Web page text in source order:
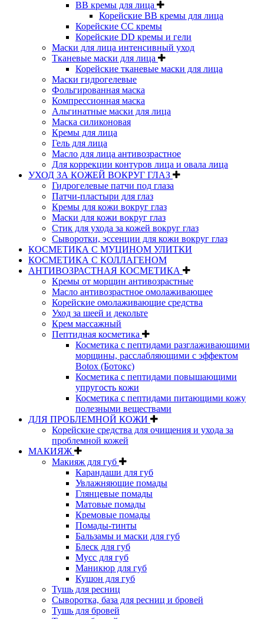
BB кремы для лица
Корейские BB кремы для лица
Корейские CC кремы
Корейские DD кремы и гели
Маски для лица интенсивный уход
Тканевые маски для лица
Корейские тканевые маски для лица
Маски гидрогелевые
Фольгированная маска
Компрессионная маска
Альгинатные маски для лица
Маска силиконовая
Кремы для лица
Гель для лица
Масло для лица антивозрастное
Для коррекции контуров лица и овала лица
УХОД ЗА КОЖЕЙ ВОКРУГ ГЛАЗ
Гидрогелевые патчи под глаза
Патчи-пластыри для глаз
Кремы для кожи вокруг глаз
Маски для кожи вокруг глаз
Стик для ухода за кожей вокруг глаз
Сыворотки, эссенции для кожи вокруг глаз
КОСМЕТИКА С МУЦИНОМ УЛИТКИ
КОСМЕТИКА С КОЛЛАГЕНОМ
АНТИВОЗРАСТНАЯ КОСМЕТИКА
Кремы от морщин антивозрастные
Масло антивозрастное омолаживающее
Корейские омолаживающие средства
Уход за шеей и декольте
Крем массажный
Пептидная косметика
Косметика с пептидами разглаживающими
морщины, расслабляющими с эффектом
Botox (Ботокс)
Косметика с пептидами повышающими
упругость кожи
Косметика с пептидами питающими кожу
полезными веществами
ДЛЯ ПРОБЛЕМНОЙ КОЖИ
Корейские средства для очищения и ухода за
проблемной кожей
МАКИЯЖ
Макияж для губ
Карандаши для губ
Увлажняющие помады
Глянцевые помады
Матовые помады
Кремовые помады
Помады-тинты
Бальзамы и маски для губ
Блеск для губ
Мусс для губ
Маникюр для губ
Кушон для губ
Тушь для ресниц
Сыворотка, база для ресниц и бровей
Тушь для бровей